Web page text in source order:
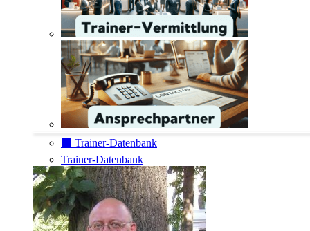
⬛️ Trainer-Datenbank
Trainer-Datenbank